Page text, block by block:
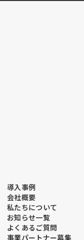
導入事例
会社概要
私たちについて
お知らせ一覧
よくあるご質問
事業パートナー募集